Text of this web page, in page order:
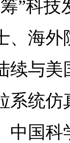
”科
、海
续与
系统
中国